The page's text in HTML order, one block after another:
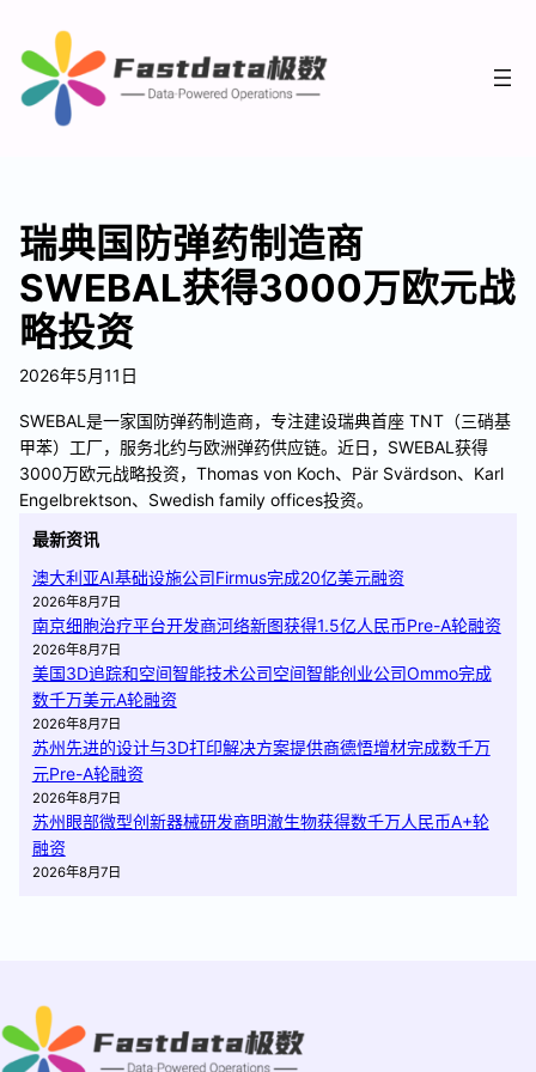
瑞典国防弹药制造商
SWEBAL获得3000万欧元战
略投资
2026年5月11日
SWEBAL是一家国防弹药制造商，专注建设瑞典首座 TNT（三硝基
甲苯）工厂，服务北约与欧洲弹药供应链。近日，SWEBAL获得
3000万欧元战略投资，Thomas von Koch、Pär Svärdson、Karl
Engelbrektson、Swedish family offices投资。
最新资讯
澳大利亚AI基础设施公司Firmus完成20亿美元融资
2026年8月7日
南京细胞治疗平台开发商河络新图获得1.5亿人民币Pre-A轮融资
2026年8月7日
美国3D追踪和空间智能技术公司空间智能创业公司Ommo完成
数千万美元A轮融资
2026年8月7日
苏州先进的设计与3D打印解决方案提供商德悟增材完成数千万
元Pre-A轮融资
2026年8月7日
苏州眼部微型创新器械研发商明澈生物获得数千万人民币A+轮
融资
2026年8月7日